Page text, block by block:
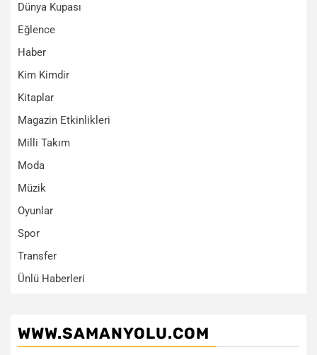
Dünya Kupası
Eğlence
Haber
Kim Kimdir
Kitaplar
Magazin Etkinlikleri
Milli Takım
Moda
Müzik
Oyunlar
Spor
Transfer
Ünlü Haberleri
WWW.SAMANYOLU.COM